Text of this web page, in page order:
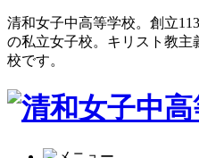
清和女子中高等学校。創立
の私立女子校。キリスト教主
校です。